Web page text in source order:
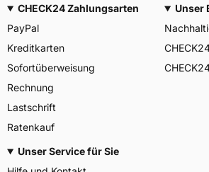
CHECK24 Zahlungsarten
PayPal
Kreditkarten
Sofortüberweisung
Rechnung
Lastschrift
Ratenkauf
Unser
Unser Service für Sie